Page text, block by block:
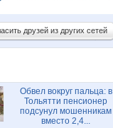
друзей из других сетей
Обвел вокруг пальца: в
Тольятти пенсионер
подсунул мошенникам
вместо 2,4...